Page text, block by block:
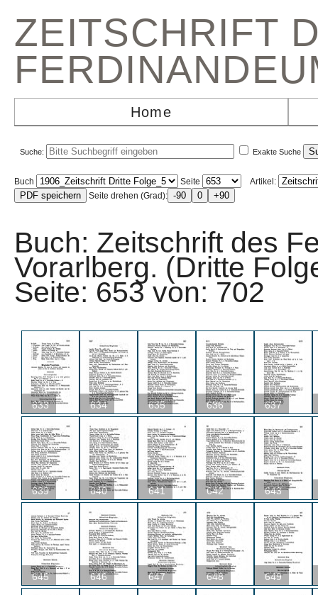
ZEITSCHRIFT
Home
Suche: Exakte Suche
Buch Seite
Artikel:
Seite drehen (Grad):
Buch: Zeitschrift des
Vorarlberg. (Dritte
Seite: 653 von:
633 634 635 636 637
639 640 641 642 643
645 646 647 648 649